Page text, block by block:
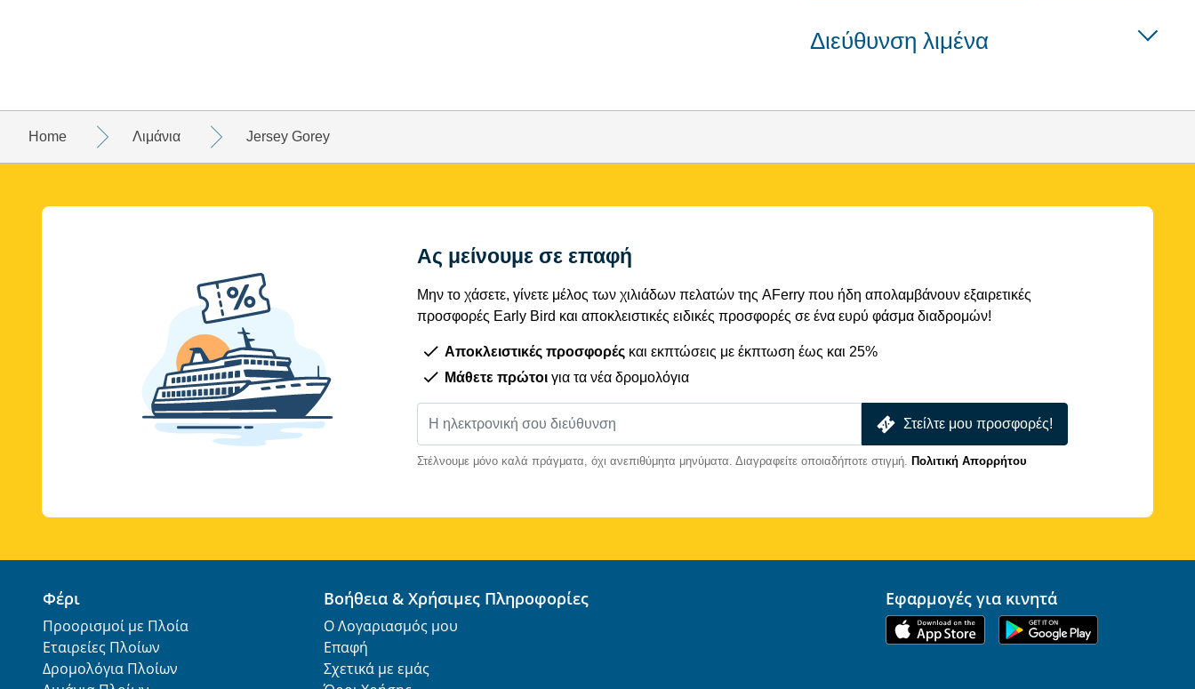
Διεύθυνση λιμένα
Home Λιμάνια Jersey Gorey
Ας μείνουμε σε επαφή
Μην το χάσετε, γίνετε μέλος των χιλιάδων πελατών της AFerry που ήδη απολαμβάνουν εξαιρετικές
προσφορές Early Bird και αποκλειστικές ειδικές προσφορές σε ένα ευρύ φάσμα διαδρομών!
Αποκλειστικές προσφορές και εκπτώσεις με έκπτωση έως και 25%
Μάθετε πρώτοι για τα νέα δρομολόγια
Στείλτε μου προσφορές!
Στέλνουμε μόνο καλά πράγματα, όχι ανεπιθύμητα μηνύματα. Διαγραφείτε οποιαδήποτε στιγμή. Πολιτική Απορρήτου
Φέρι
Προορισμοί με Πλοία
Εταιρείες Πλοίων
Δρομολόγια Πλοίων
Βοήθεια & Χρήσιμες Πληροφορίες
Ο Λογαριασμός μου
Επαφή
Σχετικά με εμάς
Εφαρμογές για κινητά